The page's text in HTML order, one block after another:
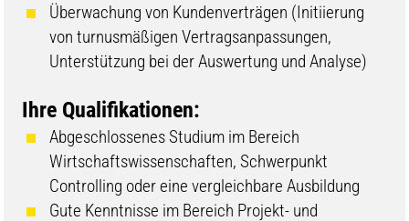
Überwachung von Kundenverträgen (Initiierung
von turnusmäßigen Vertragsanpassungen,
Unterstützung bei der Auswertung und Analyse)
Ihre Qualifikationen:
Abgeschlossenes Studium im Bereich
Wirtschaftswissenschaften, Schwerpunkt
Controlling oder eine vergleichbare Ausbildung
Gute Kenntnisse im Bereich Projekt- und